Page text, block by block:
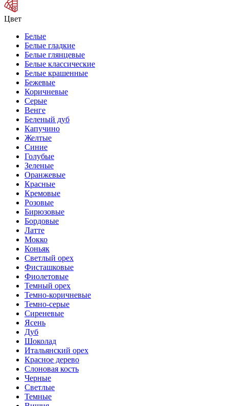
Цвет
Белые
Белые гладкие
Белые глянцевые
Белые классические
Белые крашенные
Бежевые
Коричневые
Серые
Венге
Беленый дуб
Капучино
Желтые
Синие
Голубые
Зеленые
Оранжевые
Красные
Кремовые
Розовые
Бирюзовые
Бордовые
Латте
Мокко
Коньяк
Светлый орех
Фисташковые
Фиолетовые
Темный орех
Темно-коричневые
Темно-серые
Сиреневые
Ясень
Дуб
Шоколад
Итальянский орех
Красное дерево
Слоновая кость
Черные
Светлые
Темные